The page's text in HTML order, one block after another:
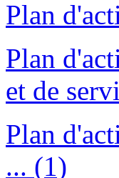
Plan
Plan
et de
Plan
... (1)